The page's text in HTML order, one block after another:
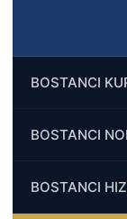
BOSTANCI
BOSTANCI
BOSTANCI